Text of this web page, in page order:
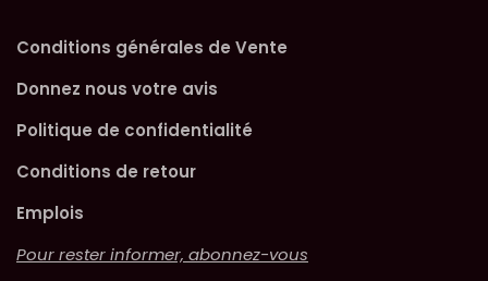
Conditions générales de Vente
Donnez nous votre avis
Politique de confidentialité
Conditions de retour
Emplois
Pour rester informer, abonnez-vous